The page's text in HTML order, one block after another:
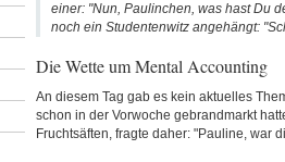
einer: "Nun, Paulinchen, was hast Du
noch ein Studentenwitz angehängt:
Die Wette um Mental Accounting
An diesem Tag gab es kein aktuelles
schon in der Vorwoche gebrandmarkt
Fruchtsäften, fragte daher: "Pauline, war